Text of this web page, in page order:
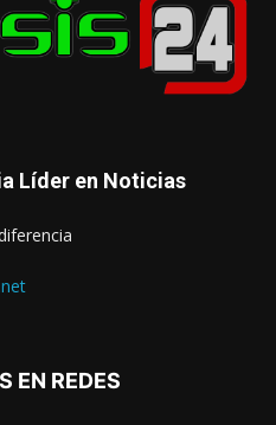
Líder en Noticias
EN REDES